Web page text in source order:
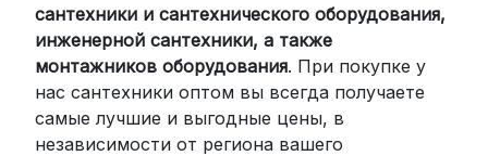
сантехники и сантехнического оборудования,
инженерной сантехники, а также
монтажников оборудования. При покупке у
нас сантехники оптом вы всегда получаете
самые лучшие и выгодные цены, в
независимости от региона вашего